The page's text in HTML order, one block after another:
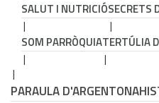
SALUT I NUTRICIÓSECRETS
SOM PARRÒQUIATERTÚLIA
PARAULA D'ARGENTONA